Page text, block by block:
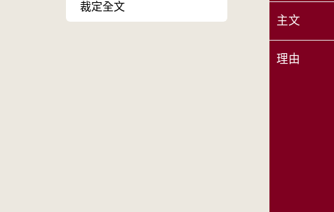
裁定全文
主文
理由